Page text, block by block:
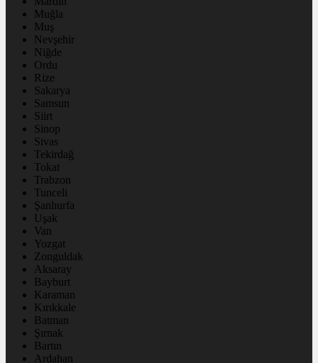
Muğla
Muş
Nevşehir
Niğde
Ordu
Rize
Sakarya
Samsun
Siirt
Sinop
Sivas
Tekirdağ
Tokat
Trabzon
Tunceli
Şanlıurfa
Uşak
Van
Yozgat
Zonguldak
Aksaray
Bayburt
Karaman
Kırıkkale
Batman
Şırnak
Bartın
Ardahan